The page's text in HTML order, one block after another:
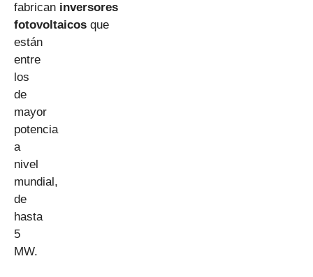
fabrican inversores
fotovoltaicos que
están
entre
los
de
mayor
potencia
a
nivel
mundial,
de
hasta
5
MW.